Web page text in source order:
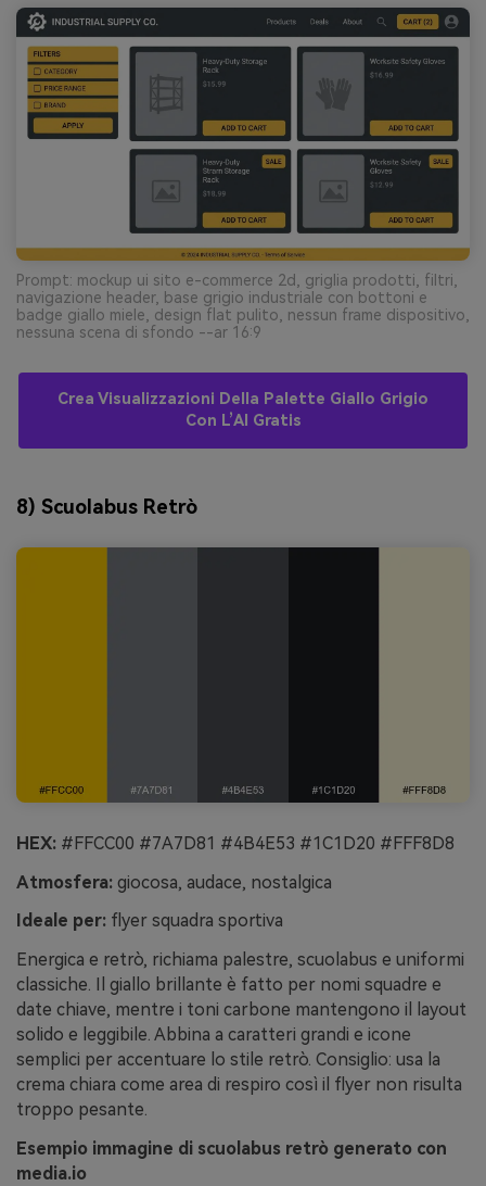
Prompt: mockup ui sito e-commerce 2d, griglia prodotti, filtri,
navigazione header, base grigio industriale con bottoni e
badge giallo miele, design flat pulito, nessun frame dispositivo,
nessuna scena di sfondo --ar 16:9
Crea Visualizzazioni Della Palette Giallo Grigio
Con L’AI Gratis
8) Scuolabus Retrò
HEX: #FFCC00 #7A7D81 #4B4E53 #1C1D20 #FFF8D8
Atmosfera: giocosa, audace, nostalgica
Ideale per: flyer squadra sportiva
Energica e retrò, richiama palestre, scuolabus e uniformi
classiche. Il giallo brillante è fatto per nomi squadre e
date chiave, mentre i toni carbone mantengono il layout
solido e leggibile. Abbina a caratteri grandi e icone
semplici per accentuare lo stile retrò. Consiglio: usa la
crema chiara come area di respiro così il flyer non risulta
troppo pesante.
Esempio immagine di scuolabus retrò generato con
media.io